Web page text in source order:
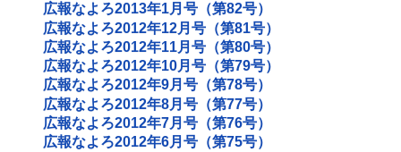
広報なよろ2013年1月号（第82号）
広報なよろ2012年12月号（第81号）
広報なよろ2012年11月号（第80号）
広報なよろ2012年10月号（第79号）
広報なよろ2012年9月号（第78号）
広報なよろ2012年8月号（第77号）
広報なよろ2012年7月号（第76号）
広報なよろ2012年6月号（第75号）